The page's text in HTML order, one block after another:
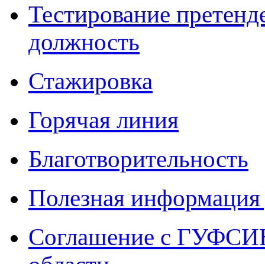
Тестирование
должность
Стажировка
Горячая линия
Благотворительность
Полезная
Соглашение с